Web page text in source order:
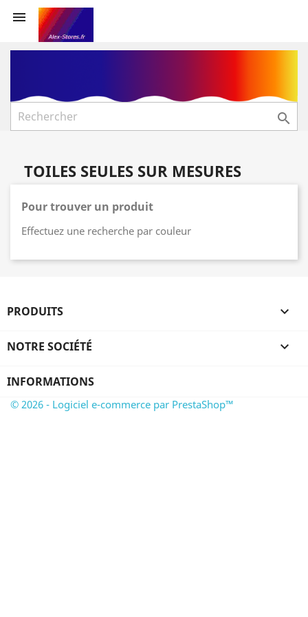


TOILES SEULES SUR MESURES
Pour trouver un produit
Effectuez une recherche par couleur
PRODUITS 
NOTRE SOCIÉTÉ 
INFORMATIONS
© 2026 - Logiciel e-commerce par PrestaShop™